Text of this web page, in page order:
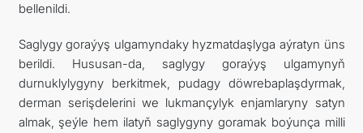
bellenildi.
Saglygy goraýyş ulgamyndaky hyzmatdaşlyga aýratyn üns
berildi. Hususan-da, saglygy goraýyş ulgamynyň
durnuklylygyny berkitmek, pudagy döwrebaplaşdyrmak,
derman serişdelerini we lukmançylyk enjamlaryny satyn
almak, şeýle hem ilatyň saglygyny goramak boýunça milli